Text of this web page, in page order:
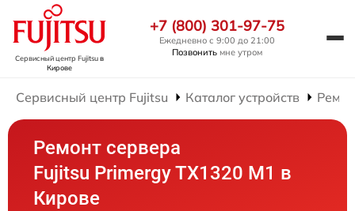
Сервисный центр Fujitsuв
Кирове
+7 (800) 301-97-75
Ежедневно с 9:00 до 21:00
Позвонить мне утром
Сервисный центр Fujitsu Каталог устройств
Ремонт сервера
Fujitsu Primergy TX1320 M1 в
Кирове